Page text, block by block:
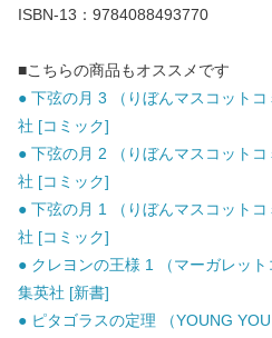
ISBN-13：9784088493770
■こちらの商品もオススメです
● 下弦の月 3 （りぼんマスコット
社 [コミック]
● 下弦の月 2 （りぼんマスコット
社 [コミック]
● 下弦の月 1 （りぼんマスコット
社 [コミック]
● クレヨンの王様 1 （マーガレッ
集英社 [新書]
● ピタゴラスの定理 （YOUNG